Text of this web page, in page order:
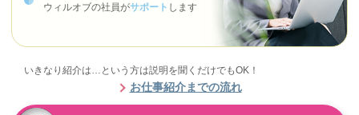
ウィルオブの社員がサポート します
いきなり紹介は…という方は説明を聞くだけでもOK！
お仕事紹介までの流れ